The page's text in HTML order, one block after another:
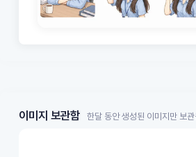
이미지 보관함 한달 동안 생성된 이미지만 보